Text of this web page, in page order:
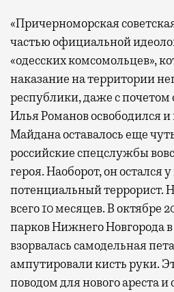
«Причерноморская
частью официальной
«одесских комсомольцев»,
наказание на территории
республики, даже с почетом
Илья Романов освободился и
Майдана оставалось еще
российские спецслужбы
героя. Наоборот, он остался
потенциальный террорист.
всего 10 месяцев. В октябре
парков Нижнего Новгорода
взорвалась самодельная
ампутировали кисть руки.
поводом для нового ареста